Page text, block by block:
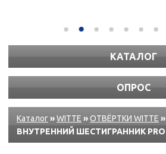
КАТАЛОГ
ОПРОС
Каталог»WITTE »ОТВЁРТКИ WITTE »
ВНУТРЕННИЙ ШЕСТИГРАННИК PRO